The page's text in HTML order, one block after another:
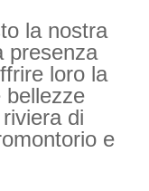
la nostra
presenza
loro la
bellezze
di
e